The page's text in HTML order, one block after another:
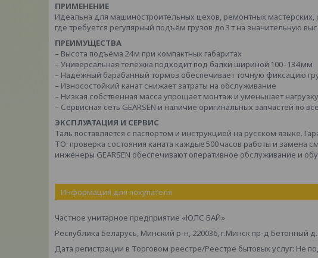
ПРИМЕНЕНИЕ
Идеальна для машиностроительных цехов, ремонтных
где требуется регулярный подъём грузов до 3 т на значительную
ПРЕИМУЩЕСТВА
– Высота подъёма 24 м при компактных габаритах
– Универсальная тележка подходит под балки шириной 100–134 мм
– Надёжный барабанный тормоз обеспечивает точную фиксацию
– Износостойкий канат снижает затраты на обслуживание
– Низкая собственная масса упрощает монтаж и уменьшает
– Сервисная сеть GEARSEN и наличие оригинальных запчастей по
ЭКСПЛУАТАЦИЯ И СЕРВИС
Таль поставляется с паспортом и инструкцией на русском языке.
ТО: проверка состояния каната каждые 500 часов работы и замена
инженеры GEARSEN обеспечивают оперативное обслуживание и
Информация для покупателя
Частное унитарное предприятие «ЮЛС БАЙ»
Республика Беларусь, Минский р-н, 220036, г.Минск пр-д Бетонный
Дата регистрации в Торговом реестре/Реестре бытовых услуг: Не